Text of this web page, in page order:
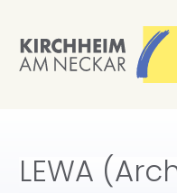
LEWA